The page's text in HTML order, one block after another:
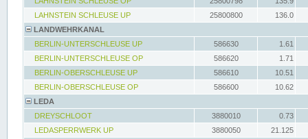
LAHNSTEIN SCHLEUSE UP
25800800
136.0
LANDWEHRKANAL
BERLIN-UNTERSCHLEUSE UP
586630
1.61
BERLIN-UNTERSCHLEUSE OP
586620
1.71
BERLIN-OBERSCHLEUSE UP
586610
10.51
BERLIN-OBERSCHLEUSE OP
586600
10.62
LEDA
DREYSCHLOOT
3880010
0.73
LEDASPERRWERK UP
3880050
21.125